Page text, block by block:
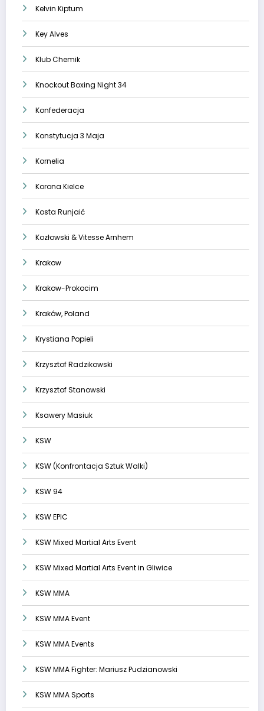
Kelvin Kiptum
Key Alves
Klub Chemik
Knockout Boxing Night 34
Konfederacja
Konstytucja 3 Maja
Kornelia
Korona Kielce
Kosta Runjaić
Kozłowski & Vitesse Arnhem
Krakow
Krakow-Prokocim
Kraków, Poland
Krystiana Popieli
Krzysztof Radzikowski
Krzysztof Stanowski
Ksawery Masiuk
KSW
KSW (Konfrontacja Sztuk Walki)
KSW 94
KSW EPIC
KSW Mixed Martial Arts Event
KSW Mixed Martial Arts Event in Gliwice
KSW MMA
KSW MMA Event
KSW MMA Events
KSW MMA Fighter: Mariusz Pudzianowski
KSW MMA Sports